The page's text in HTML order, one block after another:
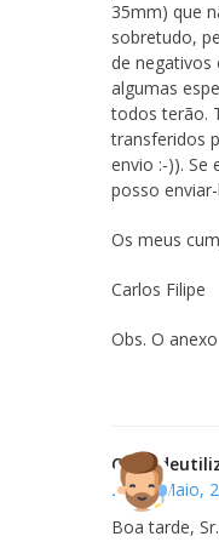
35mm) que
sobretudo,
de
algumas
todos terão.
transferidos
envio :-)). Se
posso
Os meus
Carlos Filipe
Obs. O
25 de Maio,
Boa tarde,